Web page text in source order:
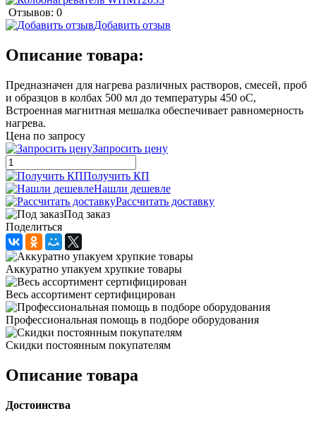
Отзывов: 0
Добавить отзыв
Описание товара:
Предназначен для нагрева различных растворов, смесей, проб
и образцов в колбах 500 мл до температуры 450 оС,
Встроенная магнитная мешалка обеспечивает равномерность
нагрева.
Цена по запросу
Запросить цену
Получить КП
Нашли дешевле
Рассчитать доставку
Под заказ
Поделиться
Аккуратно упакуем хрупкие товары
Весь ассортимент сертифицирован
Профессиональная помощь в подборе оборудования
Скидки постоянным покупателям
Описание товара
Достоинства